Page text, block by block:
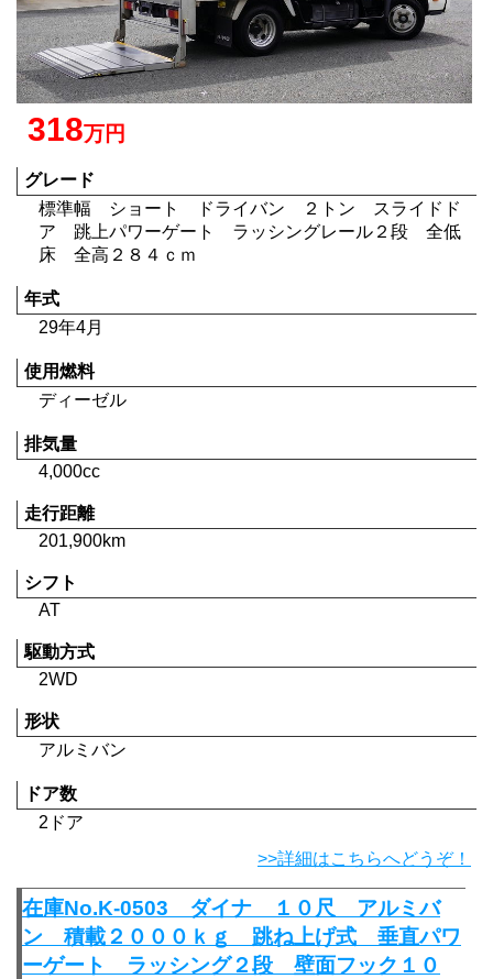
318万円
グレード
標準幅 ショート ドライバン ２トン スライドド
ア 跳上パワーゲート ラッシングレール２段 全低
床 全高２８４ｃｍ
年式
29年4月
使用燃料
ディーゼル
排気量
4,000cc
走行距離
201,900km
シフト
AT
駆動方式
2WD
形状
アルミバン
ドア数
2ドア
>>詳細はこちらへどうぞ！
在庫No.K-0503 ダイナ １０尺 アルミバ
ン 積載２０００ｋｇ 跳ね上げ式 垂直パワ
ーゲート ラッシング２段 壁面フック１０